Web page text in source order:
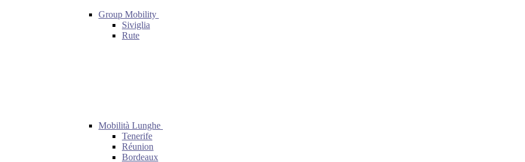
Group Mobility
Siviglia
Rute
Mobilità Lunghe
Tenerife
Réunion
Bordeaux